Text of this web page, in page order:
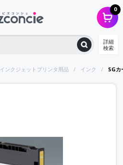
0
詳細
検索
インクジェットプリンタ用品 インク SGカ